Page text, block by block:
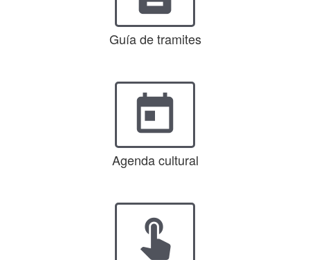
Guía de tramites
today
Agenda cultural
touch_app